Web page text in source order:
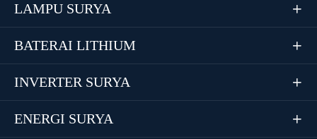
LAMPU SURYA 
BATERAI LITHIUM 
INVERTER SURYA 
ENERGI SURYA 